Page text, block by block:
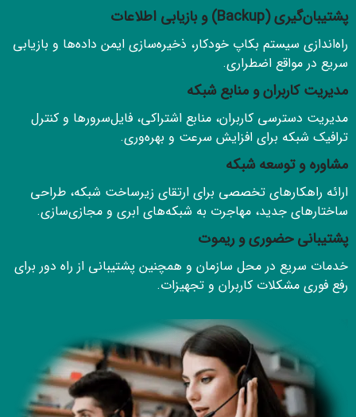
پشتیبان‌گیری (Backup) و بازیابی اطلاعات
راه‌اندازی سیستم بکاپ خودکار، ذخیره‌سازی ایمن داده‌ها و بازیابی
سریع در مواقع اضطراری.
مدیریت کاربران و منابع شبکه
مدیریت دسترسی کاربران، منابع اشتراکی، فایل‌سرورها و کنترل
ترافیک شبکه برای افزایش سرعت و بهره‌وری.
مشاوره و توسعه شبکه
ارائه راهکارهای تخصصی برای ارتقای زیرساخت شبکه، طراحی
ساختارهای جدید، مهاجرت به شبکه‌های ابری و مجازی‌سازی.
پشتیبانی حضوری و ریموت
خدمات سریع در محل سازمان و همچنین پشتیبانی از راه دور برای
رفع فوری مشکلات کاربران و تجهیزات.